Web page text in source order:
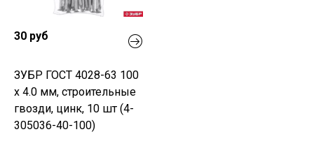
30 руб
ЗУБР ГОСТ 4028-63 100
х 4.0 мм, строительные
гвозди, цинк, 10 шт (4-
305036-40-100)